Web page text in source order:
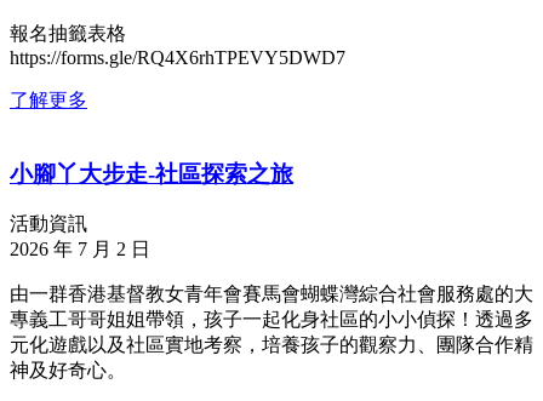
報名抽籤表格
https://forms.gle/RQ4X6rhTPEVY5DWD7
了解更多
小腳丫大步走-社區探索之旅
活動資訊
2026 年 7 月 2 日
由一群香港基督教女青年會賽馬會蝴蝶灣綜合社會服務處的大
專義工哥哥姐姐帶領，孩子一起化身社區的小小偵探！透過多
元化遊戲以及社區實地考察，培養孩子的觀察力、團隊合作精
神及好奇心。